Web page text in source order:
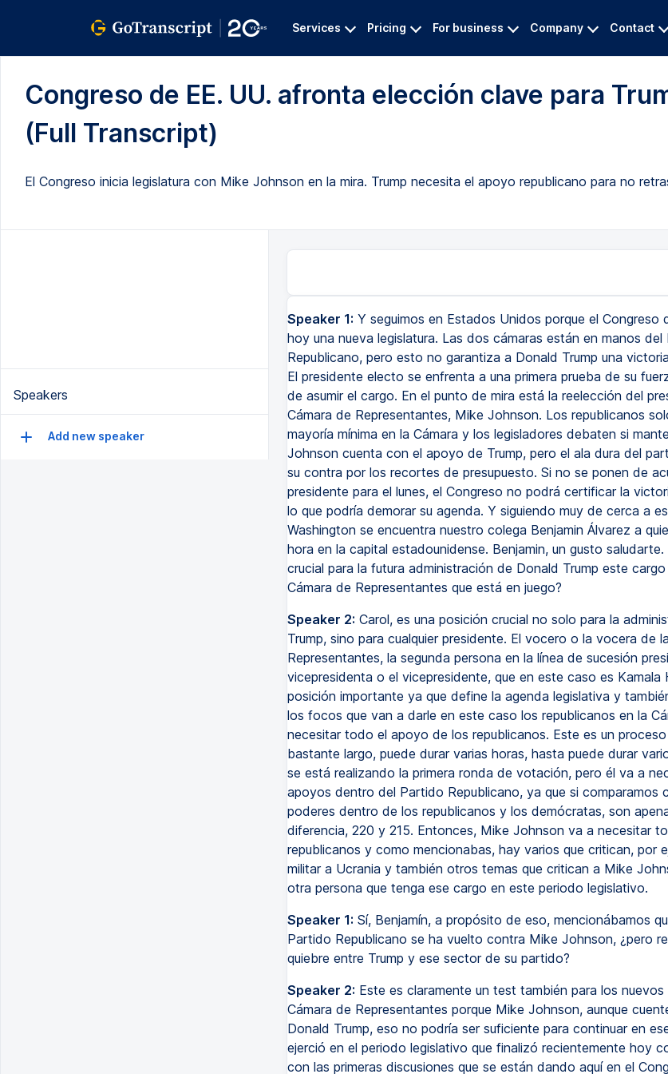
Services Pricing For business Company Contact
Congreso de EE. UU. afronta elección clave para
(Full Transcript)
El Congreso inicia legislatura con Mike Johnson en la mira. Trump necesita el apoyo republicano para no
Speakers
Add new speaker
Speaker 1: Y seguimos en Estados Unidos porque el Congreso
hoy una nueva legislatura. Las dos cámaras están en manos del
Republicano, pero esto no garantiza a Donald Trump una
El presidente electo se enfrenta a una primera prueba de su
de asumir el cargo. En el punto de mira está la reelección del
Cámara de Representantes, Mike Johnson. Los republicanos
mayoría mínima en la Cámara y los legisladores debaten si
Johnson cuenta con el apoyo de Trump, pero el ala dura del
su contra por los recortes de presupuesto. Si no se ponen de
presidente para el lunes, el Congreso no podrá certificar la
lo que podría demorar su agenda. Y siguiendo muy de cerca a
Washington se encuentra nuestro colega Benjamin Álvarez a
hora en la capital estadounidense. Benjamin, un gusto
crucial para la futura administración de Donald Trump este
Cámara de Representantes que está en juego?
Speaker 2: Carol, es una posición crucial no solo para la
Trump, sino para cualquier presidente. El vocero o la vocera de
Representantes, la segunda persona en la línea de sucesión
vicepresidenta o el vicepresidente, que en este caso es Kamala
posición importante ya que define la agenda legislativa y
los focos que van a darle en este caso los republicanos en la
necesitar todo el apoyo de los republicanos. Este es un
bastante largo, puede durar varias horas, hasta puede durar
se está realizando la primera ronda de votación, pero él va a
apoyos dentro del Partido Republicano, ya que si comparamos
poderes dentro de los republicanos y los demócratas, son
diferencia, 220 y 215. Entonces, Mike Johnson va a necesitar
republicanos y como mencionabas, hay varios que critican, por
militar a Ucrania y también otros temas que critican a Mike
otra persona que tenga ese cargo en este periodo legislativo.
Speaker 1: Sí, Benjamín, a propósito de eso, mencionábamos
Partido Republicano se ha vuelto contra Mike Johnson, ¿pero
quiebre entre Trump y ese sector de su partido?
Speaker 2: Este es claramente un test también para los nuevos
Cámara de Representantes porque Mike Johnson, aunque
Donald Trump, eso no podría ser suficiente para continuar en
ejerció en el periodo legislativo que finalizó recientemente hoy
con las primeras discusiones que se están dando aquí en el